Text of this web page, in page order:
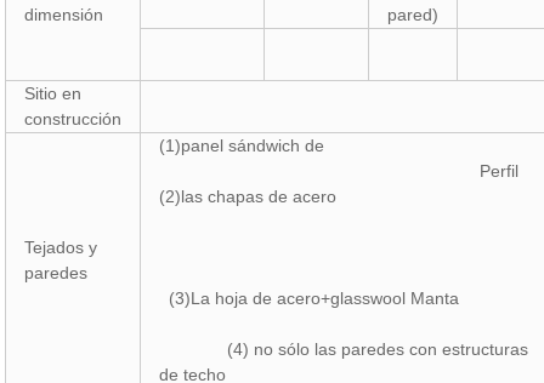
dimensión
pared)
Sitio en
construcción
Tejados y
paredes
(1)panel sándwich de
Perfil
(2)las chapas de
(3)La hoja de acero+glasswool Manta
(4) no sólo las paredes con estructuras
de techo